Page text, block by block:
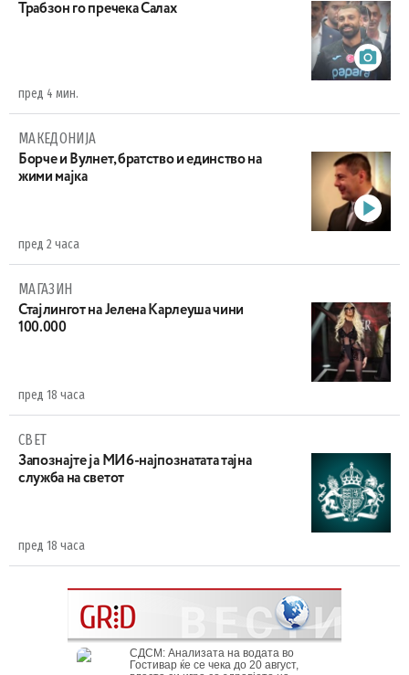
Трабзон го пречека Салах
пред 4 мин.
МАКЕДОНИЈА
Борче и Вулнет, братство и единство на
жими мајка
пред 2 часа
МАГАЗИН
Стајлингот на Јелена Карлеуша чини
100.000
пред 18 часа
СВЕТ
Запознајте ја МИ6-најпознатата тајна
служба на светот
пред 18 часа